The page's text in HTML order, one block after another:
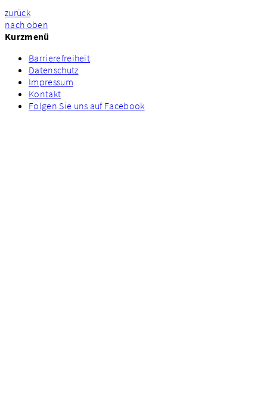
zurück
nach oben
Kurzmenü
Barrierefreiheit
Datenschutz
Impressum
Kontakt
Folgen Sie uns auf Facebook